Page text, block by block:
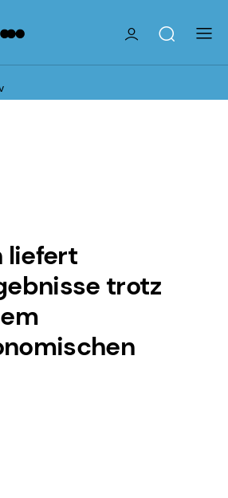
liefert
trotz